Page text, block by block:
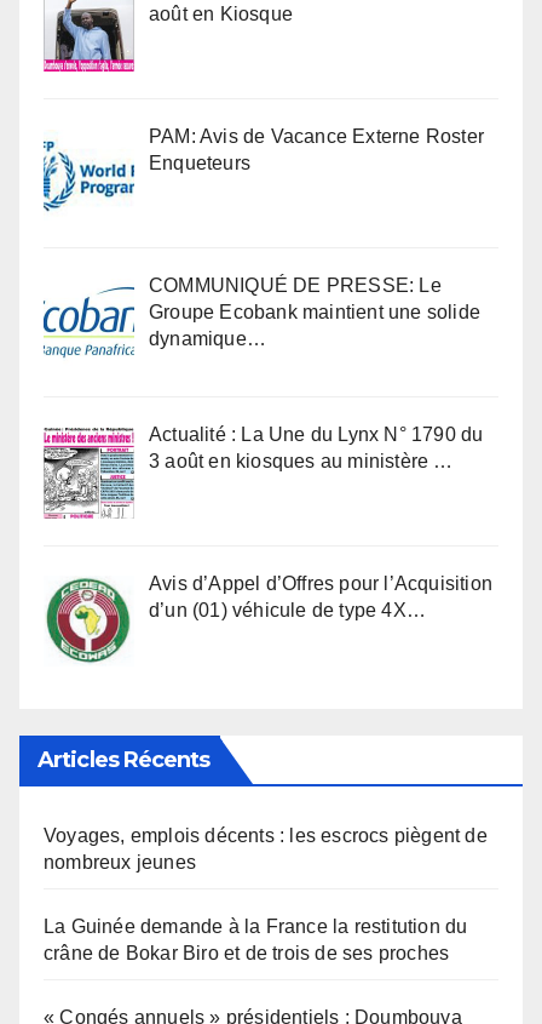
août en Kiosque
PAM: Avis de Vacance Externe Roster
Enqueteurs
COMMUNIQUÉ DE PRESSE: Le
Groupe Ecobank maintient une solide
dynamique…
Actualité : La Une du Lynx N° 1790 du
3 août en kiosques au ministère …
Avis d’Appel d’Offres pour l’Acquisition
d’un (01) véhicule de type 4X…
Articles Récents
Voyages, emplois décents : les escrocs piègent de
nombreux jeunes
La Guinée demande à la France la restitution du
crâne de Bokar Biro et de trois de ses proches
« Congés annuels » présidentiels : Doumbouya